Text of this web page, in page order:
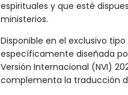
espirituales y que esté
ministerios.
Disponible en el exclusivo
específicamente diseñada
Versión Internacional (NVI)
complementa la traducción